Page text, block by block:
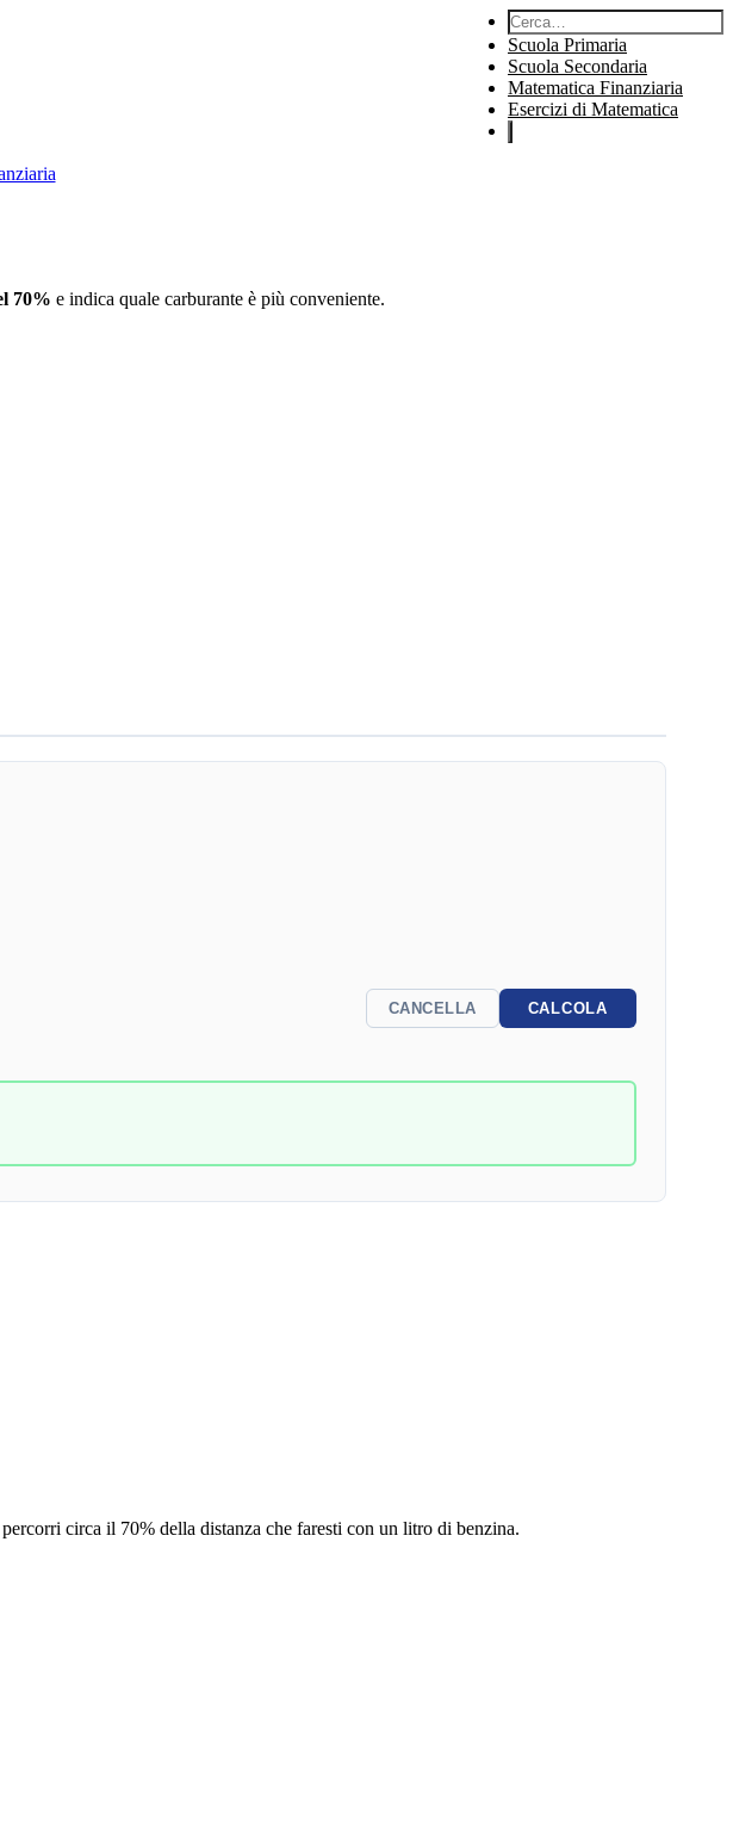
Cerca:
Scuola Primaria
Scuola Secondaria
Matematica Finanziaria
Esercizi di Matematica
70% e indica quale carburante è più conveniente.
CANCELLA CALCOLA
circa il 70% della distanza che faresti con un litro di benzina.